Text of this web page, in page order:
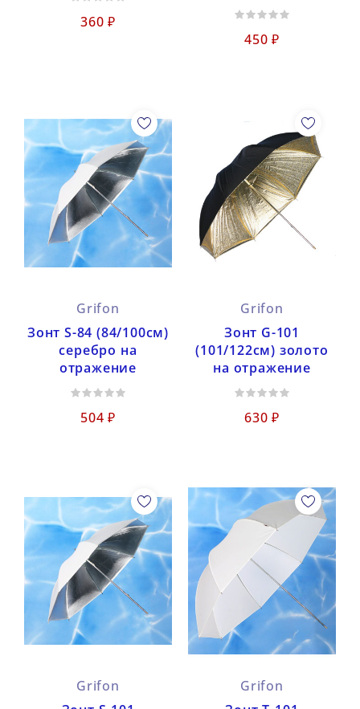
360 ₽
450 ₽
Grifon
Зонт S-84 (84/100см)
серебро на
отражение
504 ₽
Grifon
Зонт G-101
(101/122см) золото
на отражение
630 ₽
Grifon
Grifon